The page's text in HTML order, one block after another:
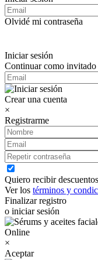
Olvidé mi contraseña
Iniciar sesión
Continuar como invitado
Crear una cuenta
×
Registrarme
Quiero recibir
Ver los términos y
Finalizar registro
o iniciar sesión
×
Aceptar